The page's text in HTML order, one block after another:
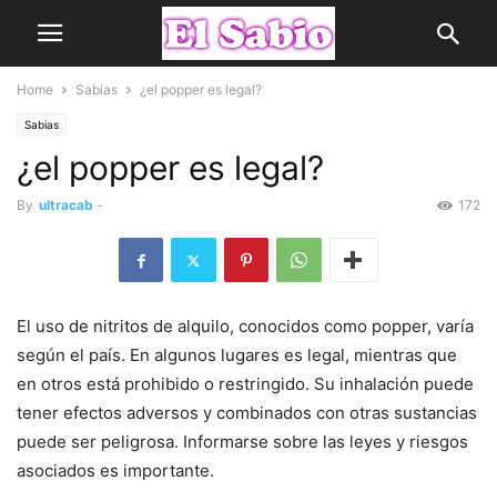
Home Sabias ¿el popper es legal?
Sabias
¿el popper es legal?
By ultracab - 172
El uso de nitritos de alquilo, conocidos como popper, varía
según el país. En algunos lugares es legal, mientras que
en otros está prohibido o restringido. Su inhalación puede
tener efectos adversos y combinados con otras sustancias
puede ser peligrosa. Informarse sobre las leyes y riesgos
asociados es importante.